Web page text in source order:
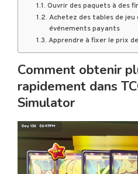
Ouvrir des paquets à des
Achetez des tables de jeu
événements payants
Apprendre à fixer le prix
Comment obtenir
rapidement dans
Simulator